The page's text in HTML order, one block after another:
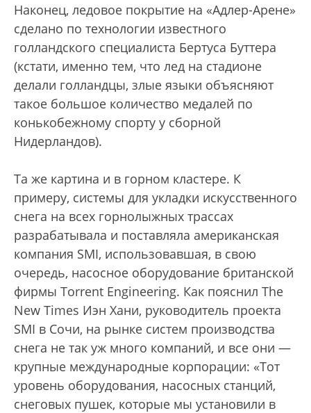
Наконец, ледовое покрытие на «Адлер-Арене»
сделано по технологии известного
голландского специалиста Бертуса Буттера
(кстати, именно тем, что лед на стадионе
делали голландцы, злые языки объясняют
такое большое количество медалей по
конькобежному спорту у сборной
Нидерландов).
Та же картина и в горном кластере. К
примеру, системы для укладки искусственного
снега на всех горнолыжных трассах
разрабатывала и поставляла американская
компания SMI, использовавшая, в свою
очередь, насосное оборудование британской
фирмы Torrent Engineering. Как пояснил The
New Times Иэн Хани, руководитель проекта
SMI в Сочи, на рынке систем производства
снега не так уж много компаний, и все они —
крупные международные корпорации: «Тот
уровень оборудования, насосных станций,
снеговых пушек, которые мы установили в